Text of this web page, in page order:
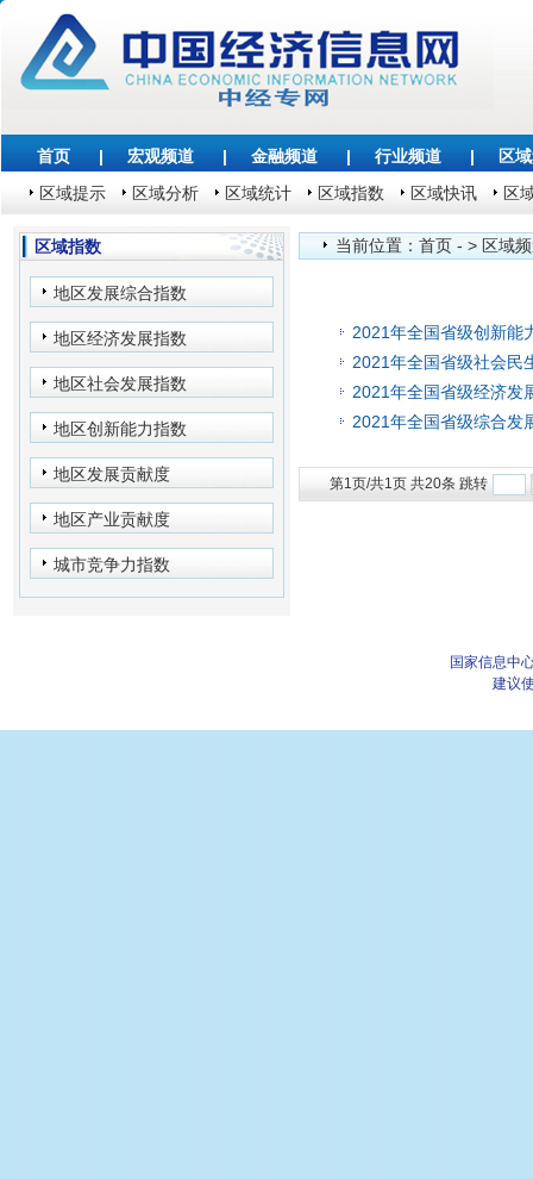
首页 | 宏观频道 | 金融频道 | 行业频道 |
区
区域提示
区域分析 区域统计 区域指数 区域快讯 区
区域指数
地区发展综合指数
地区经济发展指数
地区社会发展指数
地区创新能力指数
地区发展贡献度
地区产业贡献度
城市竞争力指数
当前位置： 首页 - > 区域
2021年全国省级创新能
2021年全国省级社会民
2021年全国省级经济发
2021年全国省级综合发
第1页/共1页 共20条 跳转
国家信息中
建议